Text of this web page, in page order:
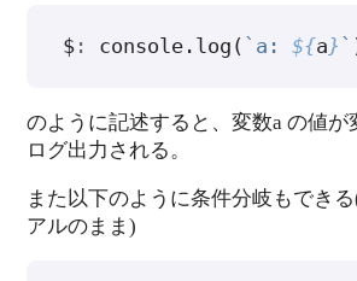
$ : console . log ( `a: ${a} `
のように記述すると、変数a の値
ログ出力される。
また以下のように条件分岐もでき
アルのまま)